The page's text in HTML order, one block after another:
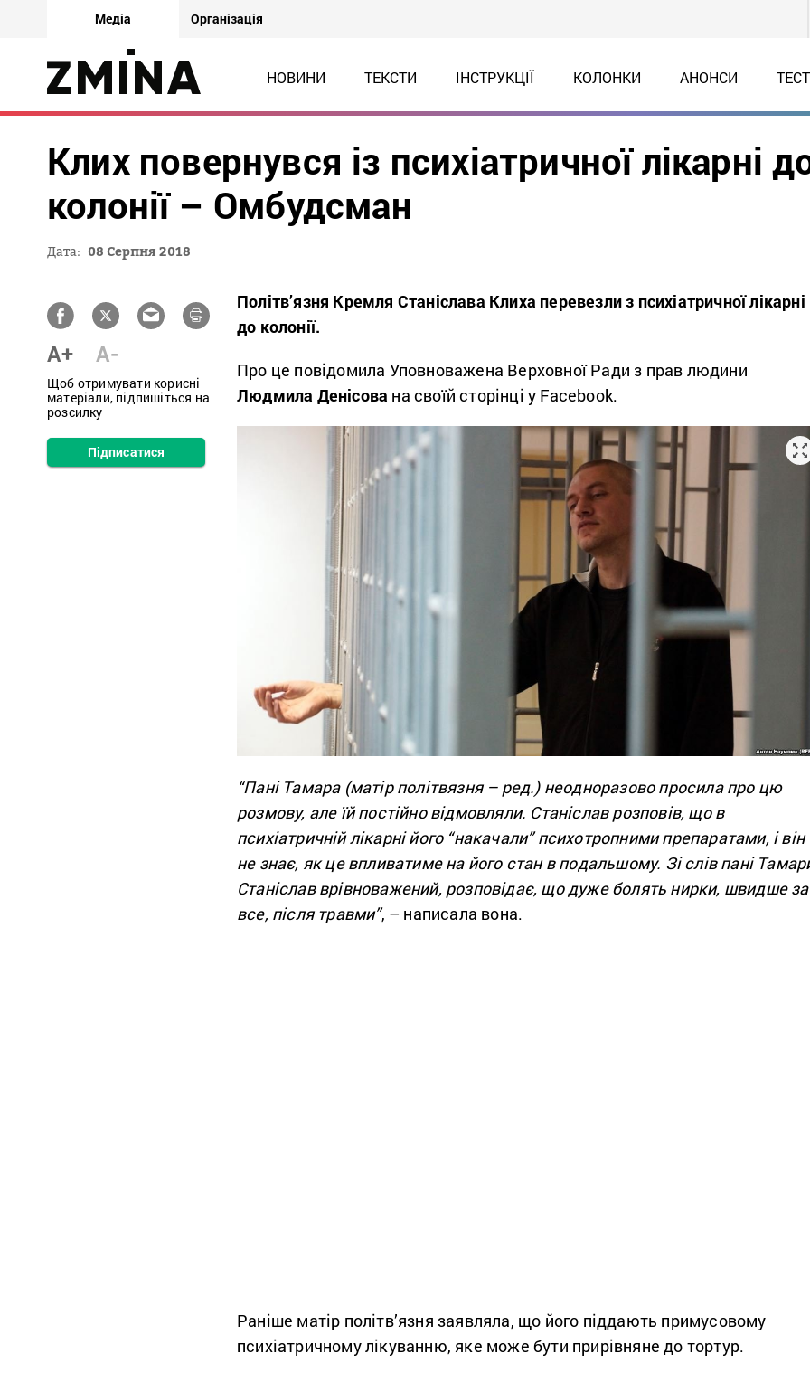
Медіа Організація
НОВИНИ ТЕКСТИ ІНСТРУКЦІЇ КОЛОНКИ АНОНСИ
Клих повернувся із психіатричної лікарні
колонії – Омбудсман
Дата: 08 Серпня 2018
A+ A-
Щоб отримувати корисні
матеріали, підпишіться на
розсилку
Підписатися
Політв’язня Кремля Станіслава Клиха перевезли з психіатричної лікарні
до колонії.
Про це повідомила Уповноважена Верховної Ради з прав людини
Людмила Денісова на своїй сторінці у Facebook.
“Пані Тамара (матір політвязня – ред.) неодноразово просила про цю
розмову, але їй постійно відмовляли. Станіслав розповів, що в
психіатричній лікарні його “накачали” психотропними препаратами, і він
не знає, як це впливатиме на його стан в подальшому. Зі слів пані
Станіслав врівноважений, розповідає, що дуже болять нирки, швидше за
все, після травми”, – написала вона.
Раніше матір політв’язня заявляла, що його піддають примусовому
психіатричному лікуванню, яке може бути прирівняне до тортур.